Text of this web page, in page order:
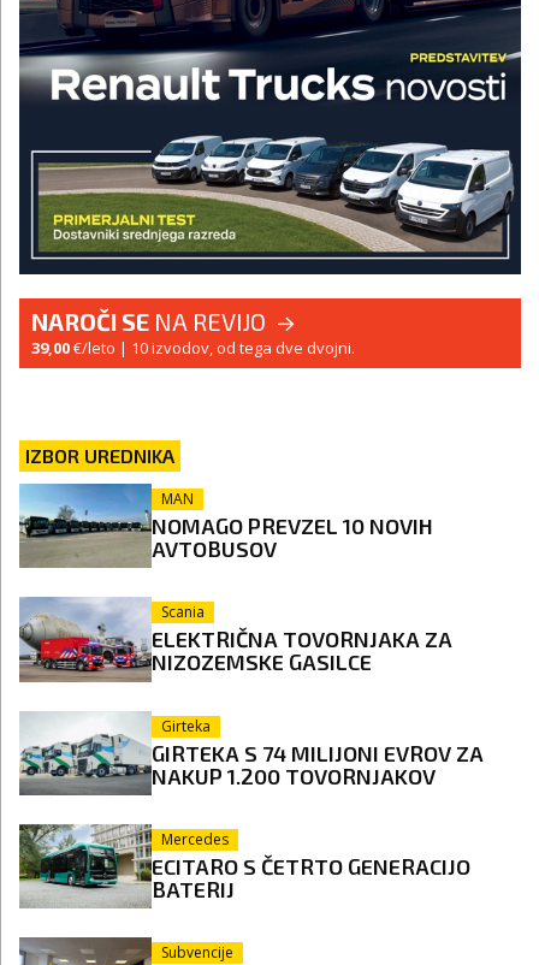
NAROČI SE NA REVIJO
39,00€/leto | 10 izvodov, od tega dve dvojni.
IZBOR UREDNIKA
MAN
NOMAGO PREVZEL 10 NOVIH
AVTOBUSOV
Scania
ELEKTRIČNA TOVORNJAKA ZA
NIZOZEMSKE GASILCE
Girteka
GIRTEKA S 74 MILIJONI EVROV ZA
NAKUP 1.200 TOVORNJAKOV
Mercedes
ECITARO S ČETRTO GENERACIJO
BATERIJ
Subvencije